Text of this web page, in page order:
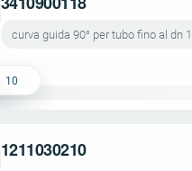
curva guida 90° per tubo fino al dn
10
1211030210